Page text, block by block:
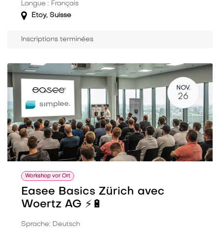
Langue : Français
Etoy, Suisse
Inscriptions terminées
NOV.
26
Workshop vor Ort
Easee Basics Zürich avec
Woertz AG ⚡️🔋
Sprache: Deutsch